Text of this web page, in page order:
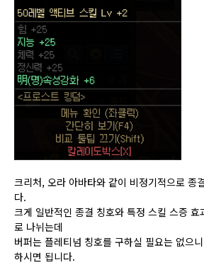
크리처, 오라 아바타와 같이 비정기적으로 종
다.
크게 일반적인 종결 칭호와 특정 스킬 스증
로 나뉘는데
버퍼는 플레티넘 칭호를 구하실 필요는 없으
하시면 됩니다.